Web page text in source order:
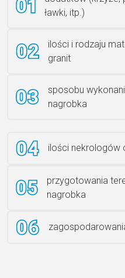
Ławka
ławki, itp.)
ilości i rodzaju
granit
sposobu
nagrobka
ilości nekrologów
przygotowania
nagrobka